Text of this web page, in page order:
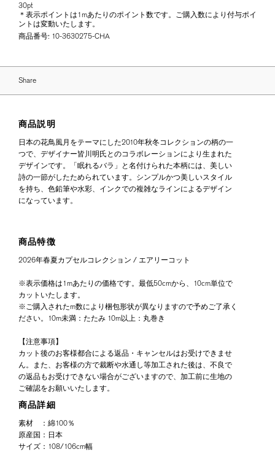
30pt
＊表示ポイントは1mあたりのポイント数です。ご購入数により付与ポイ
ントは変動いたします。
商品番号: 10-3630275-CHA
Share
商品説明
日本の花鳥風月をテーマにした2010年秋冬コレクションの柄の一
つで、デザイナー皆川明氏とのコラボレーションにより生まれた
デザインです。「眠れるバラ」と名付けられた本柄には、美しい
詩の一節がしたためられています。シンプルかつ美しいスタイル
を持ち、色鉛筆や水彩、インクでの複雑なラインによるデザイン
になっています。
商品特徴
2026年春夏カプセルコレクション / エアリーコット
※表示価格は1mあたりの価格です。最低50cmから、10cm単位で
カットいたします。
※ご購入されたm数により梱包形状が異なりますので予めご了承く
ださい。10m未満：たたみ 10m以上：丸巻き
【注意事項】
カット後のお客様都合による返品・キャンセルはお受けできませ
ん。また、お客様の方で裁断や水通し等加工された後は、不良で
の返品もお受けできない場合がございますので、加工前に生地の
ご確認をお願いいたします。
商品詳細
素材 ： 綿100％
原産国 ： 日本
サイズ ： 108/106cm幅